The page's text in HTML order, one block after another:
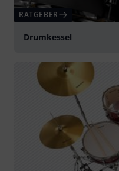
RATGEBER
Drumkessel